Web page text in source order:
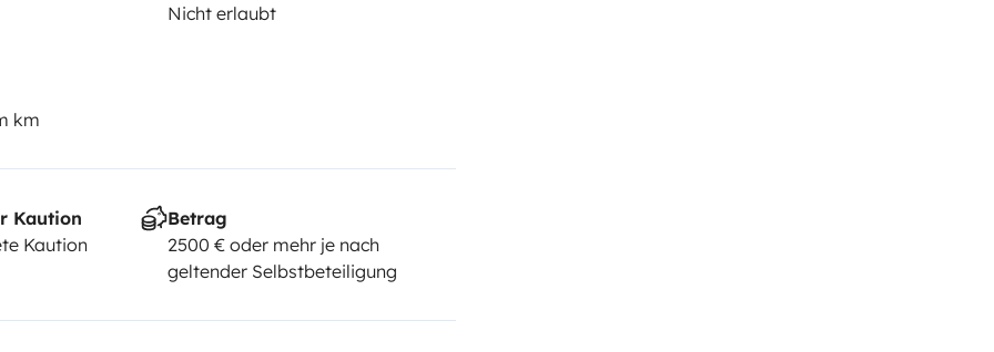
Nicht erlaubt
km
Kaution
Kaution
Betrag
2500 € oder mehr je nach
geltender Selbstbeteiligung